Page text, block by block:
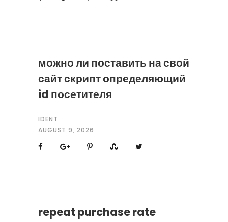
можно ли поставить на свой
сайт скрипт определяющий
id посетителя
IDENT
AUGUST 9, 2026
repeat purchase rate